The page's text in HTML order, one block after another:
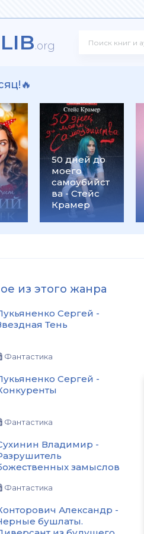
.org
50 дней до
моего
самоубийст
ва - Стейс
Крамер
из этого жанра
Сергей -
Тень
Фантастика
Сергей -
Фантастика
Владимир -
замыслов
Фантастика
Александр -
бушлаты.
из будущего